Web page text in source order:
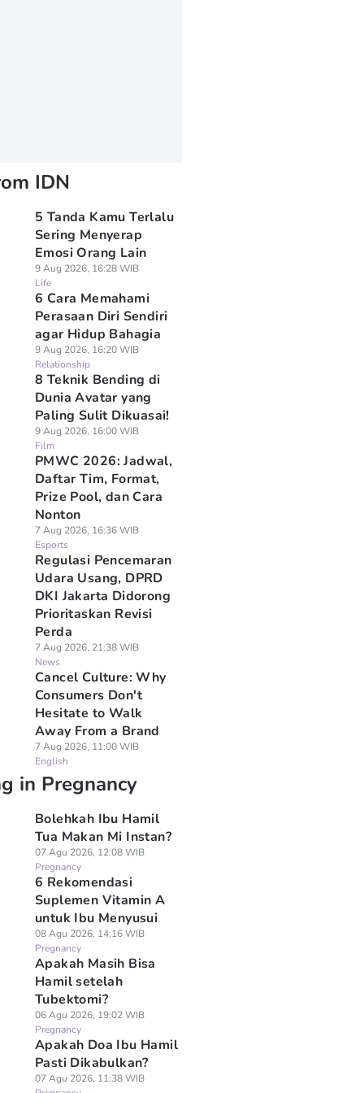
IDN
5 Tanda Kamu Terlalu
Sering Menyerap
Emosi Orang Lain
9 Aug 2026, 16:28 WIB
Life
6 Cara Memahami
Perasaan Diri Sendiri
agar Hidup Bahagia
9 Aug 2026, 16:20 WIB
Relationship
8 Teknik Bending di
Dunia Avatar yang
Paling Sulit Dikuasai!
9 Aug 2026, 16:00 WIB
Film
PMWC 2026: Jadwal,
Daftar Tim, Format,
Prize Pool, dan Cara
Nonton
7 Aug 2026, 16:36 WIB
Esports
Regulasi Pencemaran
Udara Usang, DPRD
DKI Jakarta Didorong
Prioritaskan Revisi
Perda
7 Aug 2026, 21:38 WIB
News
Cancel Culture: Why
Consumers Don't
Hesitate to Walk
Away From a Brand
7 Aug 2026, 11:00 WIB
English
in Pregnancy
Bolehkah Ibu Hamil
Tua Makan Mi Instan?
07 Agu 2026, 12:08 WIB
Pregnancy
6 Rekomendasi
Suplemen Vitamin A
untuk Ibu Menyusui
08 Agu 2026, 14:16 WIB
Pregnancy
Apakah Masih Bisa
Hamil setelah
Tubektomi?
06 Agu 2026, 19:02 WIB
Pregnancy
Apakah Doa Ibu Hamil
Pasti Dikabulkan?
07 Agu 2026, 11:38 WIB